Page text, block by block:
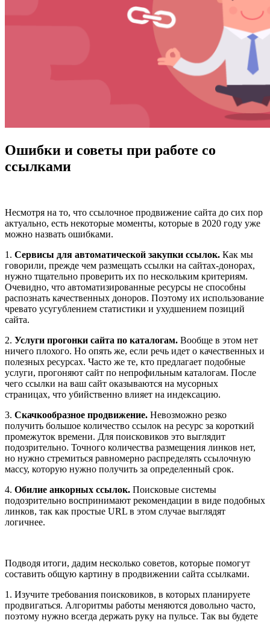
Ошибки и советы при работе со
ссылками
Несмотря на то, что ссылочное продвижение сайта до сих пор
актуально, есть некоторые моменты, которые в 2020 году уже
можно назвать ошибками.
1. Сервисы для автоматической закупки ссылок. Как мы
говорили, прежде чем размещать ссылки на сайтах-донорах,
нужно тщательно проверить их по нескольким критериям.
Очевидно, что автоматизированные ресурсы не способны
распознать качественных доноров. Поэтому их использование
чревато усугублением статистики и ухудшением позиций
сайта.
2. Услуги прогонки сайта по каталогам. Вообще в этом нет
ничего плохого. Но опять же, если речь идет о качественных и
полезных ресурсах. Часто же те, кто предлагает подобные
услуги, прогоняют сайт по непрофильным каталогам. После
чего ссылки на ваш сайт оказываются на мусорных
страницах, что убийственно влияет на индексацию.
3. Скачкообразное продвижение. Невозможно резко
получить большое количество ссылок на ресурс за короткий
промежуток времени. Для поисковиков это выглядит
подозрительно. Точного количества размещения линков нет,
но нужно стремиться равномерно распределять ссылочную
массу, которую нужно получить за определенный срок.
4. Обилие анкорных ссылок. Поисковые системы
подозрительно воспринимают рекомендации в виде подобных
линков, так как простые URL в этом случае выглядят
логичнее.
Подводя итоги, дадим несколько советов, которые помогут
составить общую картину в продвижении сайта ссылками.
1. Изучите требования поисковиков, в которых планируете
продвигаться. Алгоритмы работы меняются довольно часто,
поэтому нужно всегда держать руку на пульсе. Так вы будете